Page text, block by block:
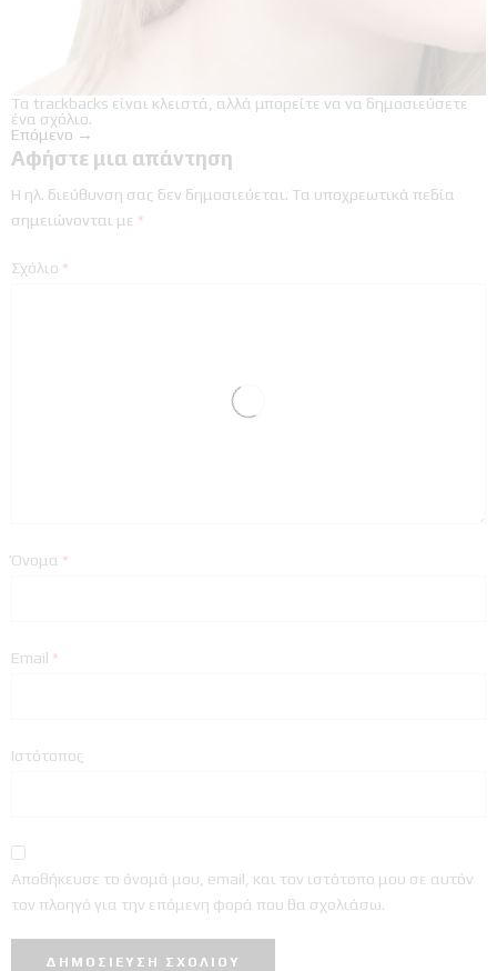
Τα trackbacks είναι κλειστά, αλλά μπορείτε να να δημοσιεύσετε
ένα σχόλιο.
Επόμενο →
Αφήστε μια απάντηση
Η ηλ. διεύθυνση σας δεν δημοσιεύεται. Τα υποχρεωτικά πεδία
σημειώνονται με *
Σχόλιο *
Όνομα *
Email *
Ιστότοπος
Αποθήκευσε το όνομά μου, email, και τον ιστότοπο μου σε αυτόν
τον πλοηγό για την επόμενη φορά που θα σχολιάσω.